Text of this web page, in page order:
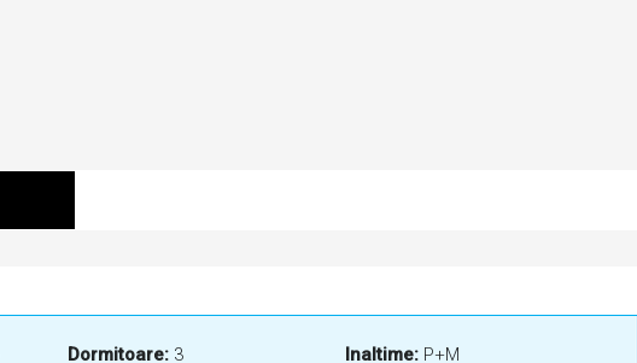
Dormitoare:3
Inaltime: P+M